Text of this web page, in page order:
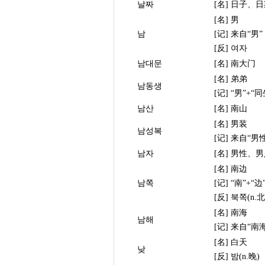
날짜
[名] 日子、日
남
[名] 男
[记] 来自“男”
[反] 여자
남대문
[名] 南大门
남동생
[名] 弟弟
[记] “男”+“同
남산
[名] 南山
남성복
[名] 男装
[记] 来自“男
남자
[名] 男性、男
남쪽
[名] 南边
[记] “南”+“边
[反] 북쪽(n.
남해
[名] 南海
[记] 来自“南
낮
[名] 白天
[反] 밤(n.晚)